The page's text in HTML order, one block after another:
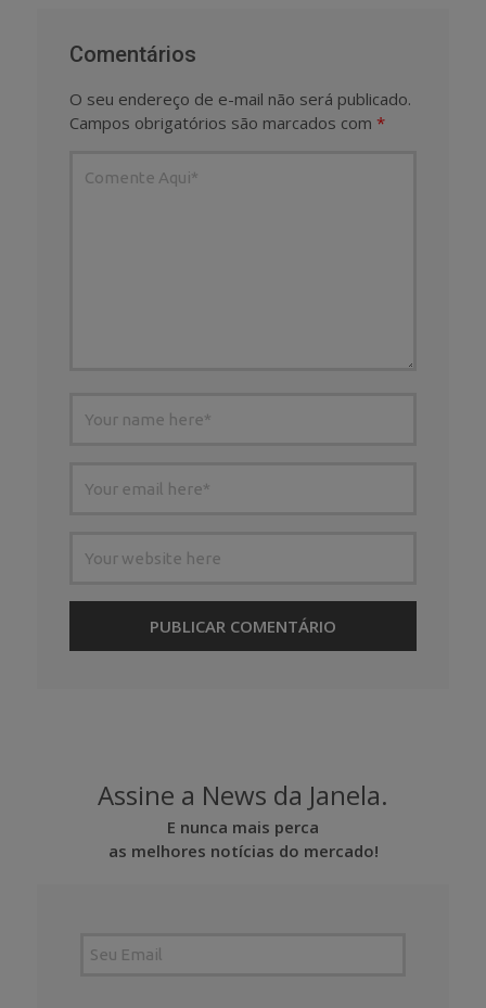
Comentários
O seu endereço de e-mail não será publicado.
Campos obrigatórios são marcados com *
Assine a News da Janela.
E nunca mais perca
as melhores notícias do mercado!